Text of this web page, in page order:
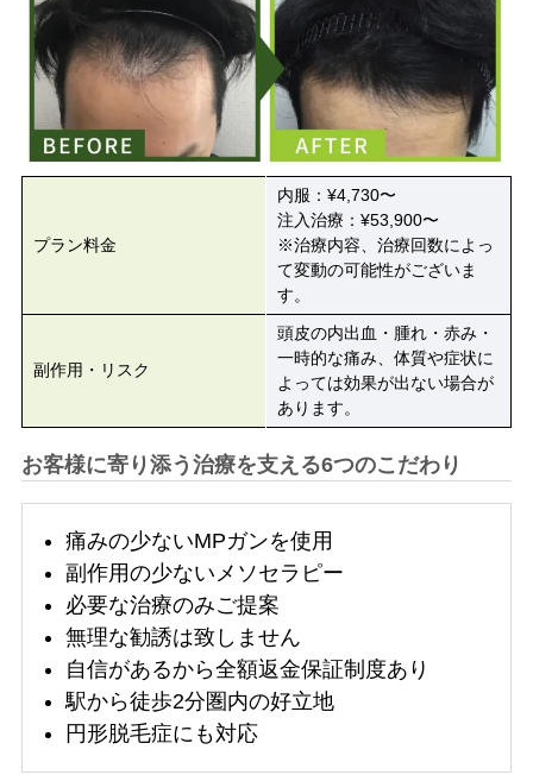
プラン料金
内服：¥4,730〜
注入治療：¥53,900〜
※治療内容、治療回数によっ
て変動の可能性がございま
す。
副作用・リスク
頭皮の内出血・腫れ・赤み・
一時的な痛み、体質や症状に
よっては効果が出ない場合が
あります。
お客様に寄り添う治療を支える6つのこだわり
痛みの少ないMPガンを使用
副作用の少ないメソセラピー
必要な治療のみご提案
無理な勧誘は致しません
自信があるから全額返金保証制度あり
駅から徒歩2分圏内の好立地
円形脱毛症にも対応